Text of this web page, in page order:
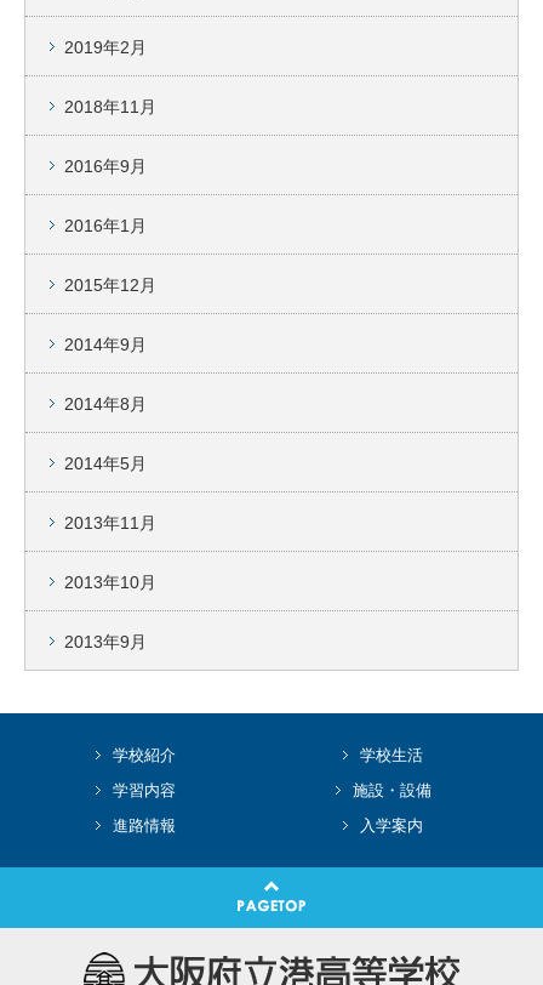
2019年2月
2018年11月
2016年9月
2016年1月
2015年12月
2014年9月
2014年8月
2014年5月
2013年11月
2013年10月
2013年9月
学校紹介
学校生活
学習内容
施設・設備
進路情報
入学案内